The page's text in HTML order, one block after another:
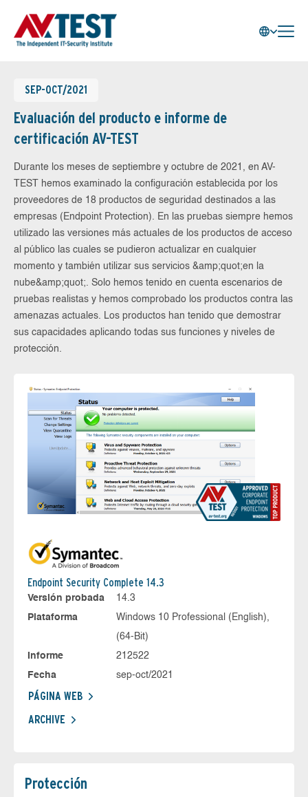
SEP-OCT/2021
Evaluación del producto e informe de
certificación AV-TEST
Durante los meses de septiembre y octubre de 2021, en AV-
TEST hemos examinado la configuración establecida por los
proveedores de 18 productos de seguridad destinados a las
empresas (Endpoint Protection). En las pruebas siempre hemos
utilizado las versiones más actuales de los productos de acceso
al público las cuales se pudieron actualizar en cualquier
momento y también utilizar sus servicios &amp;quot;en la
nube&amp;quot;. Solo hemos tenido en cuenta escenarios de
pruebas realistas y hemos comprobado los productos contra las
amenazas actuales. Los productos han tenido que demostrar
sus capacidades aplicando todas sus funciones y niveles de
protección.
Endpoint Security Complete 14.3
Versión probada
14.3
Plataforma
Windows 10 Professional (English),
(64-Bit)
Informe
212522
Fecha
sep-oct/2021
PÁGINA WEB
ARCHIVE
Protección